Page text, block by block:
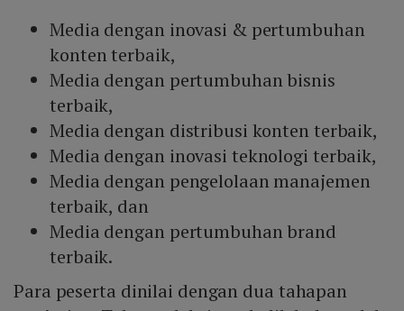
Media dengan inovasi & pertumbuhan
konten terbaik,
Media dengan pertumbuhan bisnis
terbaik,
Media dengan distribusi konten terbaik,
Media dengan inovasi teknologi terbaik,
Media dengan pengelolaan manajemen
terbaik, dan
Media dengan pertumbuhan brand
terbaik.
Para peserta dinilai dengan dua tahapan